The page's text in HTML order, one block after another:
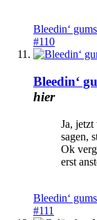
Bleedin‘
#110
Bleedin‘
hier
Ja, jetzt
sagen,
Ok
erst
Bleedin‘
#111